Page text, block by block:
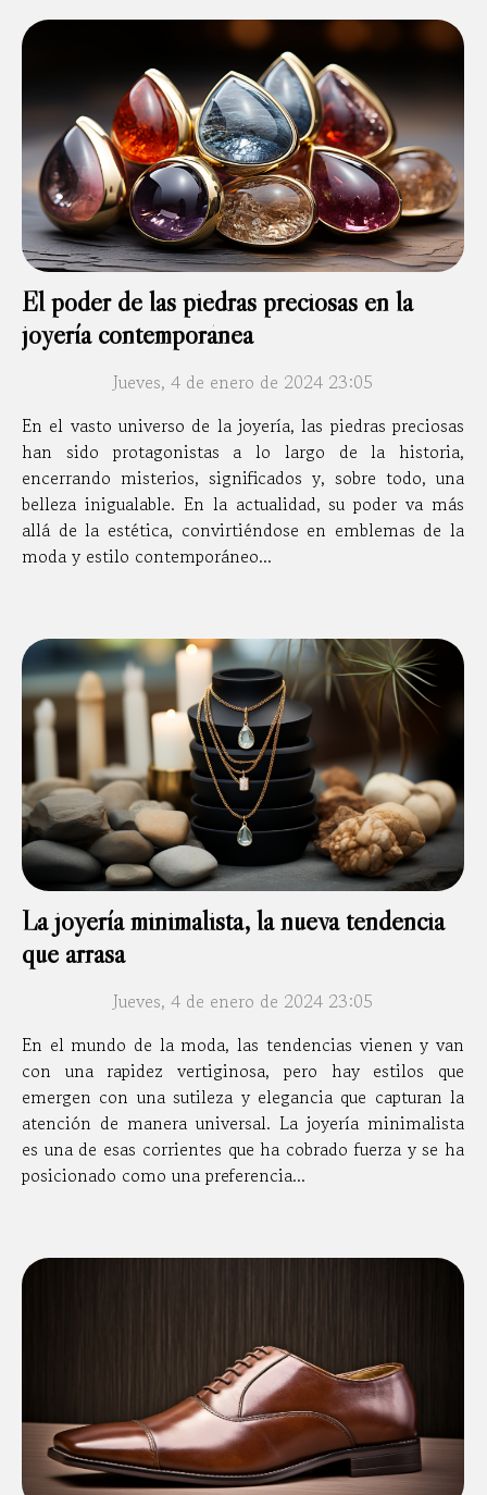
El poder de las piedras preciosas en la
joyería contemporánea
Jueves, 4 de enero de 2024 23:05
En el vasto universo de la joyería, las piedras preciosas
han sido protagonistas a lo largo de la historia,
encerrando misterios, significados y, sobre todo, una
belleza inigualable. En la actualidad, su poder va más
allá de la estética, convirtiéndose en emblemas de la
moda y estilo contemporáneo...
La joyería minimalista, la nueva tendencia
que arrasa
Jueves, 4 de enero de 2024 23:05
En el mundo de la moda, las tendencias vienen y van
con una rapidez vertiginosa, pero hay estilos que
emergen con una sutileza y elegancia que capturan la
atención de manera universal. La joyería minimalista
es una de esas corrientes que ha cobrado fuerza y se ha
posicionado como una preferencia...